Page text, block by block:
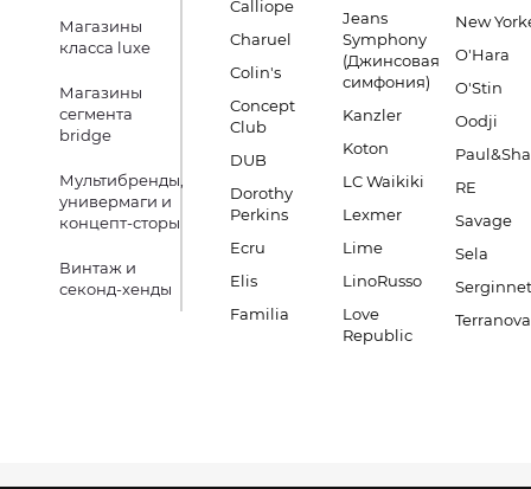
Магазины
класса luxe
Магазины
сегмента
bridge
Мультибренды,
универмаги и
концепт-сторы
Винтаж и
секонд-хенды
Calliope
Charuel
Colin's
Concept
Club
DUB
Dorothy
Perkins
Ecru
Elis
Familia
Jeans
Symphony
(Джинсовая
симфония)
Kanzler
Koton
LC Waikiki
Lexmer
Lime
LinoRusso
Love
Republic
New
O'Hara
O'Stin
Oodji
RE
Savage
Sela
Terranova